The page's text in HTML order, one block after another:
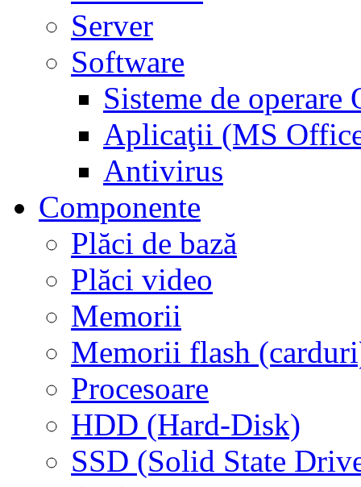
Server
Software
Sisteme de operare
Aplicaţii (MS
Antivirus
Componente
Plăci de bază
Plăci video
Memorii
Memorii flash
Procesoare
HDD (Hard-Disk)
SSD (Solid State